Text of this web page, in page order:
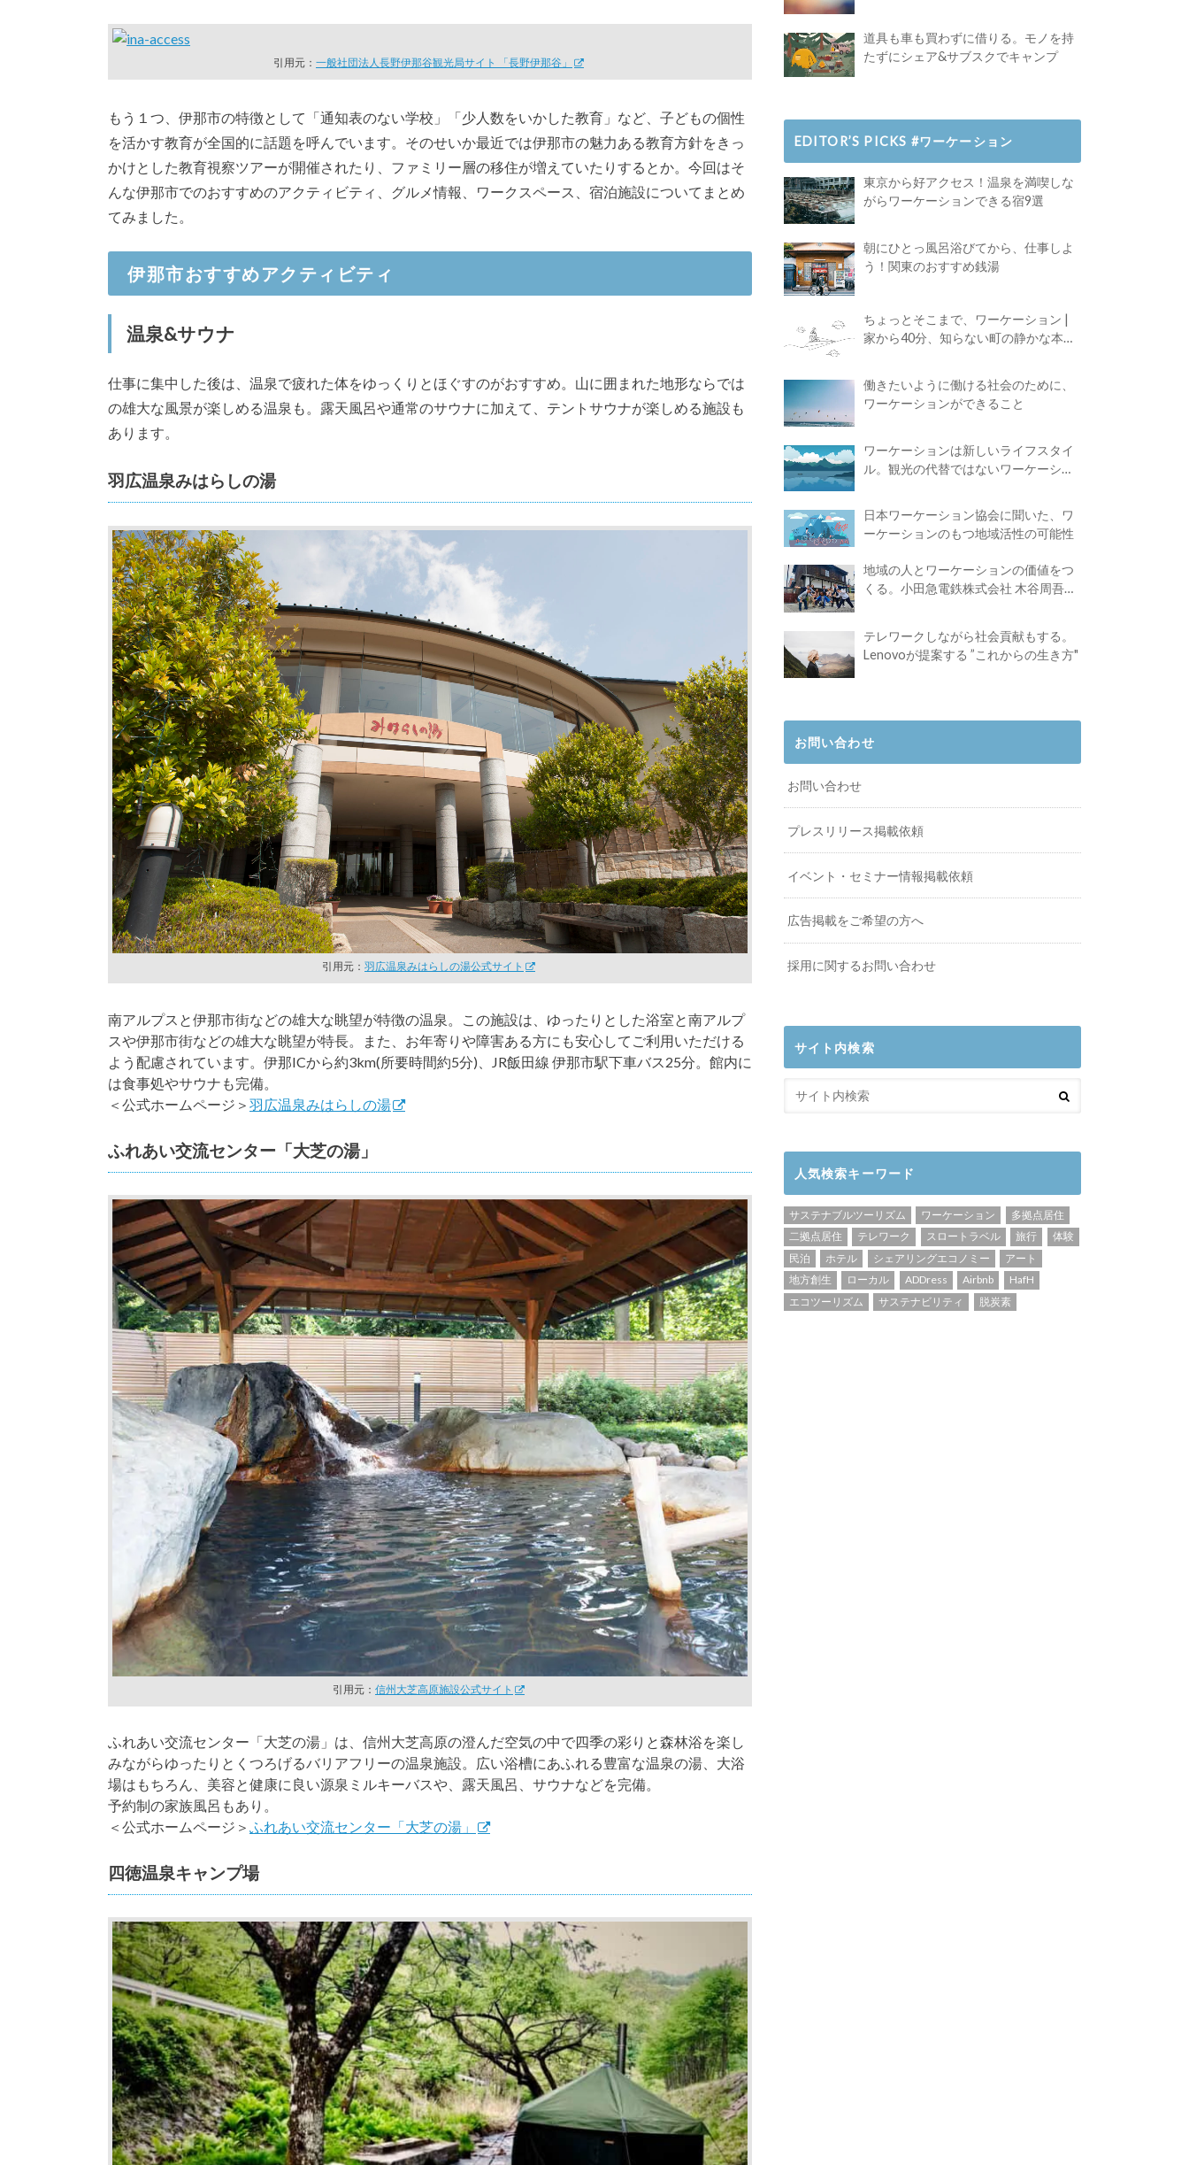
引用元： 一般社団法人長野伊那谷観光局サイト 「長野伊那谷」
もう１つ、伊那市の特徴として「通知表のない学校」「少人数をいかした教育」など、子どもの個性
を活かす教育が全国的に話題を呼んでいます。そのせいか最近では伊那市の魅力ある教育方針をきっ
かけとした教育視察ツアーが開催されたり、ファミリー層の移住が増えていたりするとか。今回はそ
んな伊那市でのおすすめのアクティビティ、グルメ情報、ワークスペース、宿泊施設についてまとめ
てみました。
伊那市おすすめアクティビティ
温泉&サウナ
仕事に集中した後は、温泉で疲れた体をゆっくりとほぐすのがおすすめ。山に囲まれた地形ならでは
の雄大な風景が楽しめる温泉も。露天風呂や通常のサウナに加えて、テントサウナが楽しめる施設も
あります。
羽広温泉みはらしの湯
引用元： 羽広温泉みはらしの湯公式サイト
南アルプスと伊那市街などの雄大な眺望が特徴の温泉。この施設は、ゆったりとした浴室と南アルプ
スや伊那市街などの雄大な眺望が特長。また、お年寄りや障害ある方にも安心してご利用いただける
よう配慮されています。伊那ICから約3km(所要時間約5分)、JR飯田線 伊那市駅下車バス25分。館内に
は食事処やサウナも完備。
＜公式ホームページ＞ 羽広温泉みはらしの湯
ふれあい交流センター「大芝の湯」
引用元： 信州大芝高原施設公式サイト
ふれあい交流センター「大芝の湯」は、信州大芝高原の澄んだ空気の中で四季の彩りと森林浴を楽し
みながらゆったりとくつろげるバリアフリーの温泉施設。広い浴槽にあふれる豊富な温泉の湯、大浴
場はもちろん、美容と健康に良い源泉ミルキーバスや、露天風呂、サウナなどを完備。
予約制の家族風呂もあり。
＜公式ホームページ＞ ふれあい交流センター「大芝の湯」
四徳温泉キャンプ場
道具も車も買わずに借りる。モノを持
たずにシェア&サブスクでキャンプ
EDITOR’S PICKS #ワーケーション
東京から好アクセス！温泉を満喫しな
がらワーケーションできる宿9選
朝にひとっ風呂浴びてから、仕事しよ
う！関東のおすすめ銭湯
ちょっとそこまで、ワーケーション |
家から40分、知らない町の静かな本屋
働きたいように働ける社会のために、
ワーケーションができること
ワーケーションは新しいライフスタイ
ル。観光の代替ではないワーケーショ
日本ワーケーション協会に聞いた、ワ
ーケーションのもつ地域活性の可能性
地域の人とワーケーションの価値をつ
くる。小田急電鉄株式会社 木谷周吾さ
テレワークしながら社会貢献もする。
Lenovoが提案する ”これからの生き方"
お問い合わせ
お問い合わせ
プレスリリース掲載依頼
イベント・セミナー情報掲載依頼
広告掲載をご希望の方へ
採用に関するお問い合わせ
サイト内検索
人気検索キーワード
サステナブルツーリズム ワーケーション
多拠点居住
二拠点居住
テレワーク スロートラベル 旅行
体験
民泊
ホテル シェアリングエコノミー
アート
地方創生
ローカル ADDress Airbnb
HafH
エコツーリズム
サステナビリティ 脱炭素